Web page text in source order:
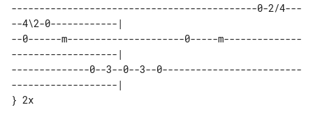
--------------------------------------------0-2/4---
--4\2-0------------|
--0------m---------------------0-----m--------------
-------------------|
--------------0--3--0--3--0-------------------------
-------------------|
} 2x